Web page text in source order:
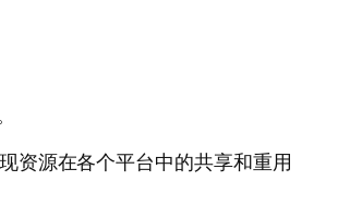
资源在各个平台中的共享和重用